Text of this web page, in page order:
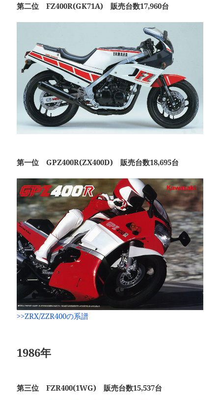
第二位 FZ400R(GK71A) 販売台数17,960台
第一位 GPZ400R(ZX400D) 販売台数18,695台
>>ZRX/ZZR400の系譜
1986年
第三位 FZR400(1WG) 販売台数15,537台